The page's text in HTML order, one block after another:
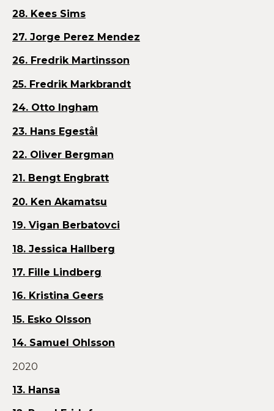
28. Kees Sims
27. Jorge Perez Mendez
26. Fredrik Martinsson
25. Fredrik Markbrandt
24. Otto Ingham
23. Hans Egestål
22. Oliver Bergman
21. Bengt Engbratt
20. Ken Akamatsu
19. Vigan Berbatovci
18. Jessica Hallberg
17. Fille Lindberg
16. Kristina Geers
15. Esko Olsson
14. Samuel Ohlsson
2020
13. Hansa